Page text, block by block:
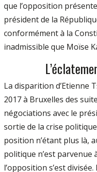
que l’opposition
président de la
conformément à la
inadmis­sible que Moïse
La disparition d’Etienne
2017 à Bruxelles des
négociations avec le
sortie de la crise
position n’étant plus là,
politique n’est parvenue
l’opposition s’est